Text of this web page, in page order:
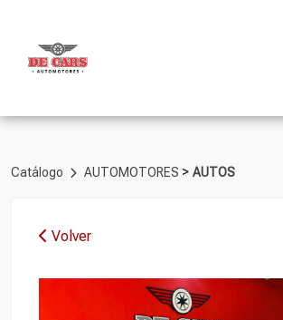
Catálogo AUTOMOTORES > AUTOS
Volver